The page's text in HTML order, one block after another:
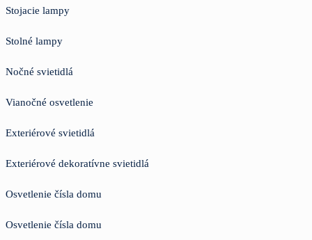
Stojacie lampy
Stolné lampy
Nočné svietidlá
Vianočné osvetlenie
Exteriérové svietidlá
Exteriérové dekoratívne svietidlá
Osvetlenie čísla domu
Osvetlenie čísla domu